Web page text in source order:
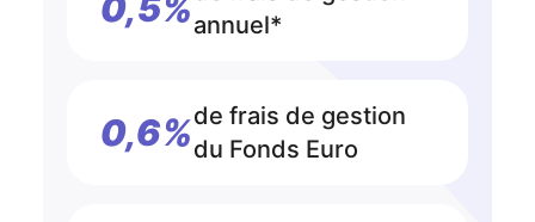
annuel*
0,6%de frais de gestion
du Fonds Euro